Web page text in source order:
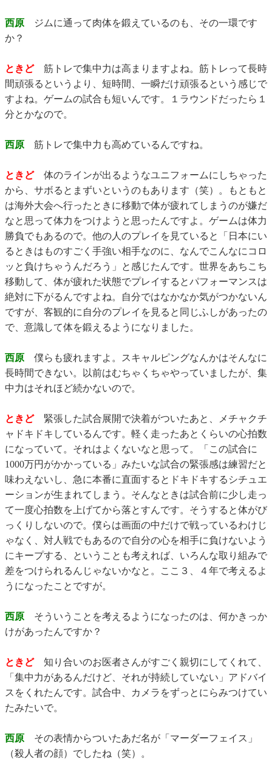
西原 ジムに通って肉体を鍛えているのも、その一環です
か？
ときど筋トレで集中力は高まりますよね。筋トレって長時
間頑張るというより、短時間、一瞬だけ頑張るという感じで
すよね。ゲームの試合も短いんです。１ラウンドだったら１
分とかなので。
西原 筋トレで集中力も高めているんですね。
ときど体のラインが出るようなユニフォームにしちゃった
から、サボるとまずいというのもあります（笑）。もともと
は海外大会へ行ったときに移動で体が疲れてしまうのが嫌だ
なと思って体力をつけようと思ったんですよ。ゲームは体力
勝負でもあるので。他の人のプレイを見ていると「日本にい
るときはものすごく手強い相手なのに、なんでこんなにコロ
ッと負けちゃうんだろう」と感じたんです。世界をあちこち
移動して、体が疲れた状態でプレイするとパフォーマンスは
絶対に下がるんですよね。自分ではなかなか気がつかないん
ですが、客観的に自分のプレイを見ると同じふしがあったの
で、意識して体を鍛えるようになりました。
西原 僕らも疲れますよ。スキャルピングなんかはそんなに
長時間できない。以前はむちゃくちゃやっていましたが、集
中力はそれほど続かないので。
ときど緊張した試合展開で決着がついたあと、メチャクチ
ャドキドキしているんです。軽く走ったあとくらいの心拍数
になっていて。それはよくないなと思って。「この試合に
1000万円がかかっている」みたいな試合の緊張感は練習だと
味わえないし、急に本番に直面するとドキドキするシチュエ
ーションが生まれてしまう。そんなときは試合前に少し走っ
て一度心拍数を上げてから落とすんです。そうすると体がび
っくりしないので。僕らは画面の中だけで戦っているわけじ
ゃなく、対人戦でもあるので自分の心を相手に負けないよう
にキープする、ということも考えれば、いろんな取り組みで
差をつけられるんじゃないかなと。ここ３、４年で考えるよ
うになったことですが。
西原 そういうことを考えるようになったのは、何かきっか
けがあったんですか？
ときど知り合いのお医者さんがすごく親切にしてくれて、
「集中力があるんだけど、それが持続していない」アドバイ
スをくれたんです。試合中、カメラをずっとにらみつけてい
たみたいで。
西原 その表情からついたあだ名が「マーダーフェイス」
（殺人者の顔）でしたね（笑）。